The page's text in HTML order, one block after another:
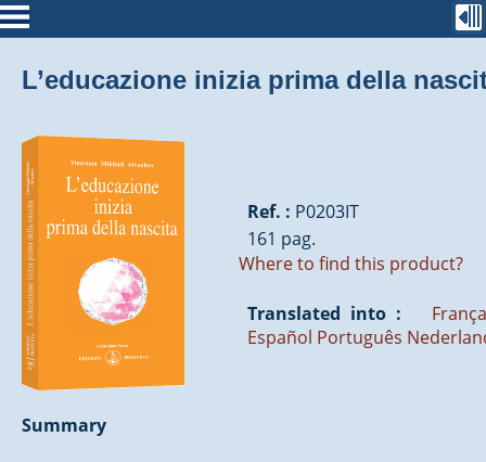
L’educazione inizia prima della
Ref. : P0203IT
161 pag.
Where to find this product?
Translated into :
Español Português
Summary